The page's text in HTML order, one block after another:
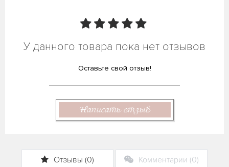
У данного товара пока нет отзывов
Оставьте свой отзыв!
Написать отзыв
Отзывы (0) Комментарии (0)